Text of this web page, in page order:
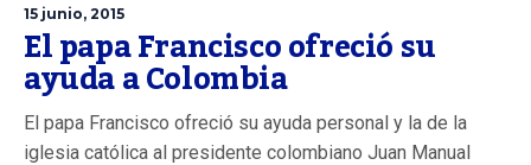
15 junio, 2015
El papa Francisco ofreció su
ayuda a Colombia
El papa Francisco ofreció su ayuda personal y la de la
iglesia católica al presidente colombiano Juan Manual